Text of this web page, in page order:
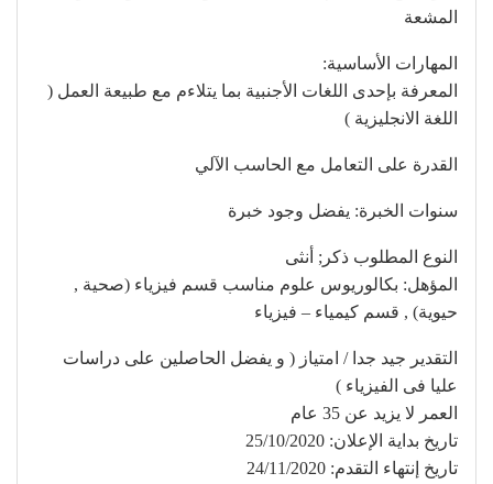
المشعة
المهارات الأساسية:
​المعرفة بإحدى اللغات الأجنبية بما يتلاءم مع طبيعة العمل (
اللغة الانجليزية )
القدرة على التعامل مع الحاسب الآلي
سنوات الخبرة: ​يفضل وجود خبرة
النوع المطلوب ذكر; أنثى
المؤهل: ​بكالوريوس علوم مناسب قسم فيزياء (صحية ,
حيوية) , قسم كيمياء – فيزياء
التقدير جيد جدا / امتياز ( و يفضل الحاصلين على دراسات
عليا فى الفيزياء )
العمر لا يزيد عن 35 عام
تاريخ بداية الإعلان: 25/10/2020
تاريخ إنتهاء التقدم: 24/11/2020